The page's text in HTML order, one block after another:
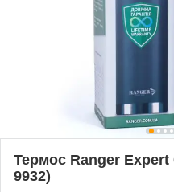
Термос Ranger Expert
9932)